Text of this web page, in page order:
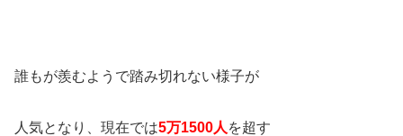
誰もが羨むようで踏み切れない様子が
人気となり、現在では5万1500人 を超す